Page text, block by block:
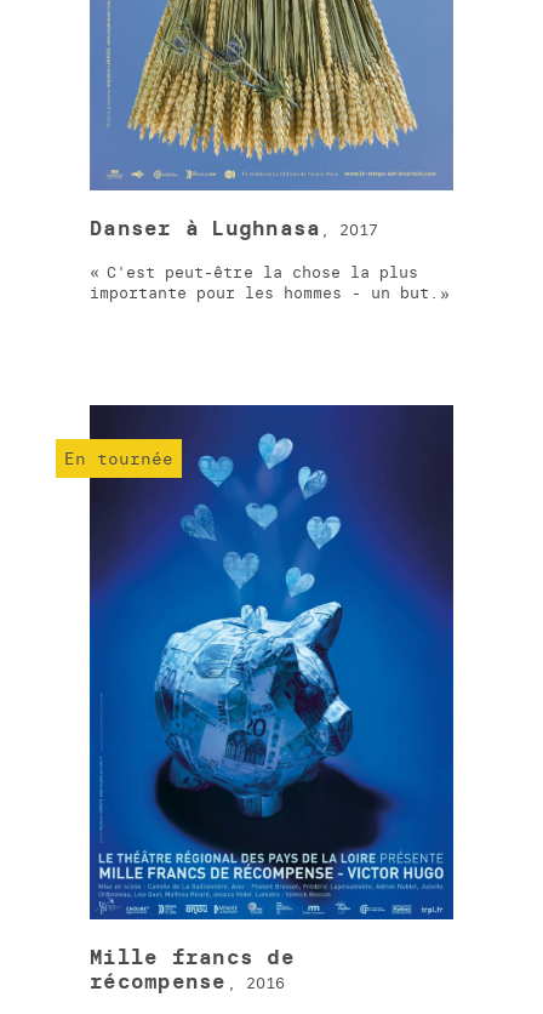
Danser à Lughnasa , 2017
C'est peut-être la chose la plus
importante pour les hommes - un but.
Mille francs de
récompense , 2016